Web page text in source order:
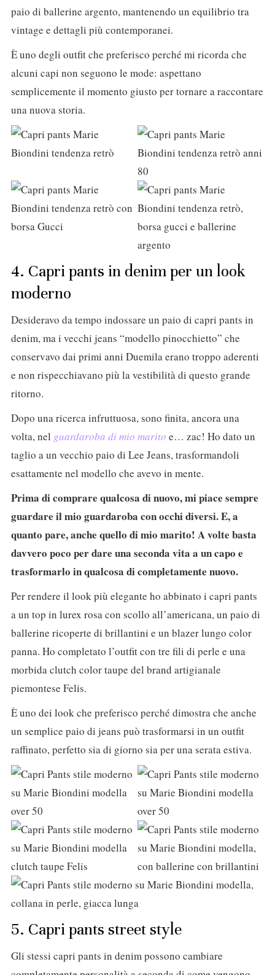
paio di ballerine argento, mantenendo un equilibrio tra
vintage e dettagli più contemporanei.
È uno degli outfit che preferisco perché mi ricorda che
alcuni capi non seguono le mode: aspettano
semplicemente il momento giusto per tornare a raccontare
una nuova storia.
4. Capri pants in denim per un look
moderno
Desideravo da tempo indossare un paio di capri pants in
denim, ma i vecchi jeans “modello pinocchietto” che
conservavo dai primi anni Duemila erano troppo aderenti
e non rispecchiavano più la vestibilità di questo grande
ritorno.
Dopo una ricerca infruttuosa, sono finita, ancora una
volta, nel guardaroba di mio marito e… zac! Ho dato un
taglio a un vecchio paio di Lee Jeans, trasformandoli
esattamente nel modello che avevo in mente.
Prima di comprare qualcosa di nuovo, mi piace sempre
guardare il mio guardaroba con occhi diversi. E, a
quanto pare, anche quello di mio marito! A volte basta
davvero poco per dare una seconda vita a un capo e
trasformarlo in qualcosa di completamente nuovo.
Per rendere il look più elegante ho abbinato i capri pants
a un top in lurex rosa con scollo all’americana, un paio di
ballerine ricoperte di brillantini e un blazer lungo color
panna. Ho completato l’outfit con tre fili di perle e una
morbida clutch color taupe del brand artigianale
piemontese Felis.
È uno dei look che preferisco perché dimostra che anche
un semplice paio di jeans può trasformarsi in un outfit
raffinato, perfetto sia di giorno sia per una serata estiva.
5. Capri pants street style
Gli stessi capri pants in denim possono cambiare